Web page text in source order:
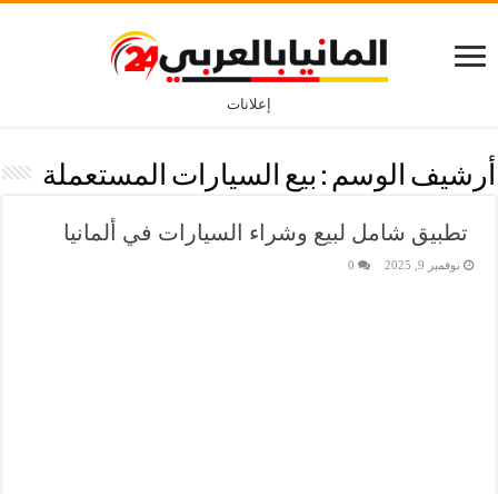
إعلانات
أرشيف الوسم : بيع السيارات المستعملة
تطبيق شامل لبيع وشراء السيارات في ألمانيا
نوفمبر 9, 2025 0